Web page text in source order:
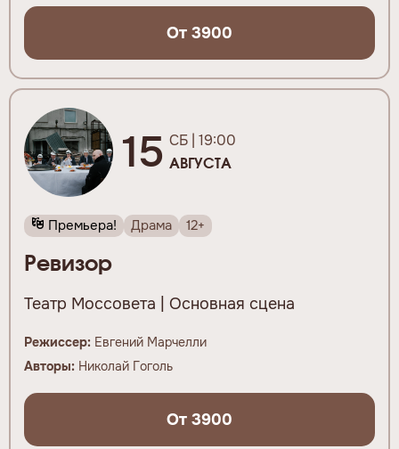
От 3900
15 СБ | 19:00
АВГУСТА
Премьера! Драма 12+
Ревизор
Театр Моссовета | Основная сцена
Режиссер: Евгений Марчелли
Авторы: Николай Гоголь
От 3900